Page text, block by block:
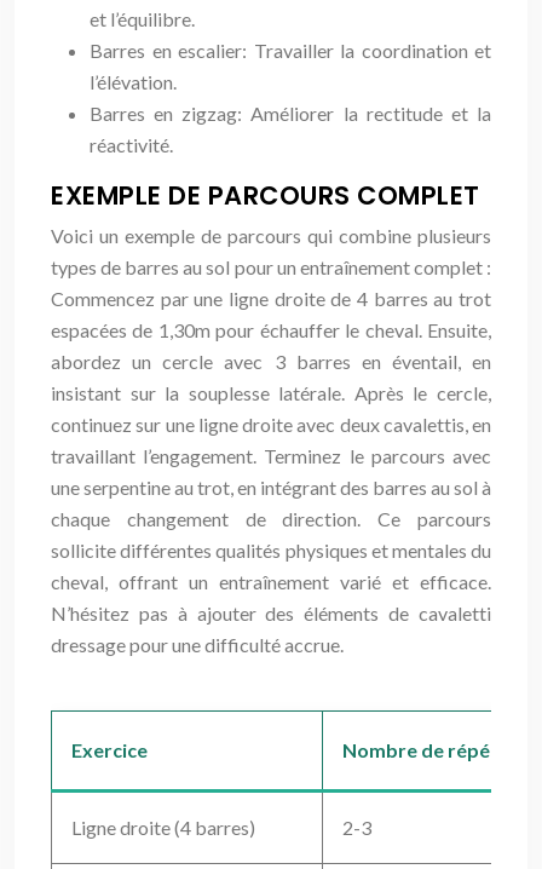
et l’équilibre.
Barres en escalier: Travailler la coordination et
l’élévation.
Barres en zigzag: Améliorer la rectitude et la
réactivité.
EXEMPLE DE PARCOURS COMPLET
Voici un exemple de parcours qui combine plusieurs
types de barres au sol pour un entraînement complet :
Commencez par une ligne droite de 4 barres au trot
espacées de 1,30m pour échauffer le cheval. Ensuite,
abordez un cercle avec 3 barres en éventail, en
insistant sur la souplesse latérale. Après le cercle,
continuez sur une ligne droite avec deux cavalettis, en
travaillant l’engagement. Terminez le parcours avec
une serpentine au trot, en intégrant des barres au sol à
chaque changement de direction. Ce parcours
sollicite différentes qualités physiques et mentales du
cheval, offrant un entraînement varié et efficace.
N’hésitez pas à ajouter des éléments de cavaletti
dressage pour une difficulté accrue.
Exercice Nombre de
Ligne droite (4 barres) 2-3